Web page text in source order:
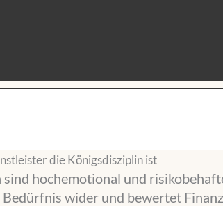
die Königsdisziplin ist
sind hochemotional und
Bedürfnis wider und bewertet